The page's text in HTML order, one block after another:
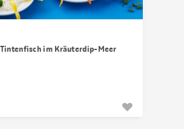
im Kräuterdip-Meer